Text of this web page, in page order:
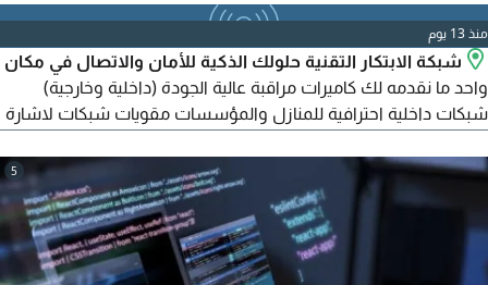
الكفاءة وتقليل التكاليف. مناسب للشركات، المصانع، المستودعات،
المجمعات التجارية والجهات الحكومية. تواصل معنا لعرض توضيحي
منذ 13 يوم
شبكة الابتكار التقنية حلولك الذكية للأمان والاتصال في مكان
واحد ما نقدمه لك كاميرات مراقبة عالية الجودة (داخلية وخارجية)
شبكات داخلية احترافية للمنازل والمؤسسات مقويات شبكات لاشارة
- تركيب احترافي وضمان شامل - أفضل الأسعار وأعلى جودة - خدمة
سريعة ودعم فني متميز
5